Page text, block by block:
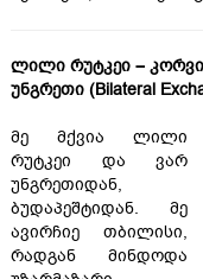
ლილი რუტკეი –
უნგრეთი (Bilateral
მე მქვია ლილი
რუტკეი და ვარ
უნგრეთიდან,
ბუდაპეშტიდან. მე
ავირჩიე თბილისი,
რადგან მინდოდა